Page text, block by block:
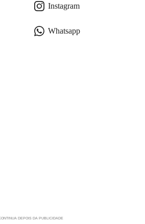
Instagram
Whatsapp